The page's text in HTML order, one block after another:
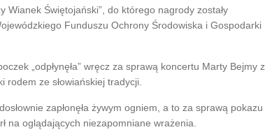
Wianek Świętojański”, do którego nagrody zostały
Funduszu Ochrony Środowiska i Gospodarki
„odpłynęła” wręcz za sprawą koncertu Marty Bejmy z
rodem ze słowiańskiej tradycji.
zapłonęła żywym ogniem, a to za sprawą pokazu
na oglądających niezapomniane wrażenia.